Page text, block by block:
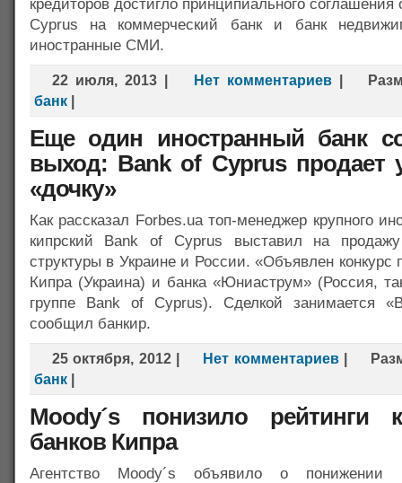
кредиторов достигло принципиального соглашения
Cyprus на коммерческий банк и банк
иностранные СМИ.
22 июля, 2013 Нет комментариев
банк|
Еще один иностранный банк
выход: Bank of Cyprus продает
«дочку»
Как рассказал Forbes.ua топ-менеджер крупного
кипрский Bank of Cyprus выставил на
структуры в Украине и России. «Объявлен конкурс
Кипра (Украина) и банка «Юниаструм» (Россия,
группе Bank of Cyprus). Сделкой занимается
сообщил банкир.
25 октября, 2012| Нет комментариев
банк|
Moody´s понизило рейтинги
банков Кипра
Агентство Moody´s объявило о понижении